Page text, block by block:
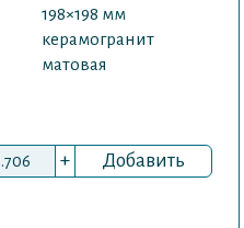
198×198 мм
керамогранит
матовая
+ Добавить